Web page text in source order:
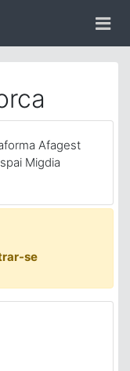
Afagest
Migdia
se